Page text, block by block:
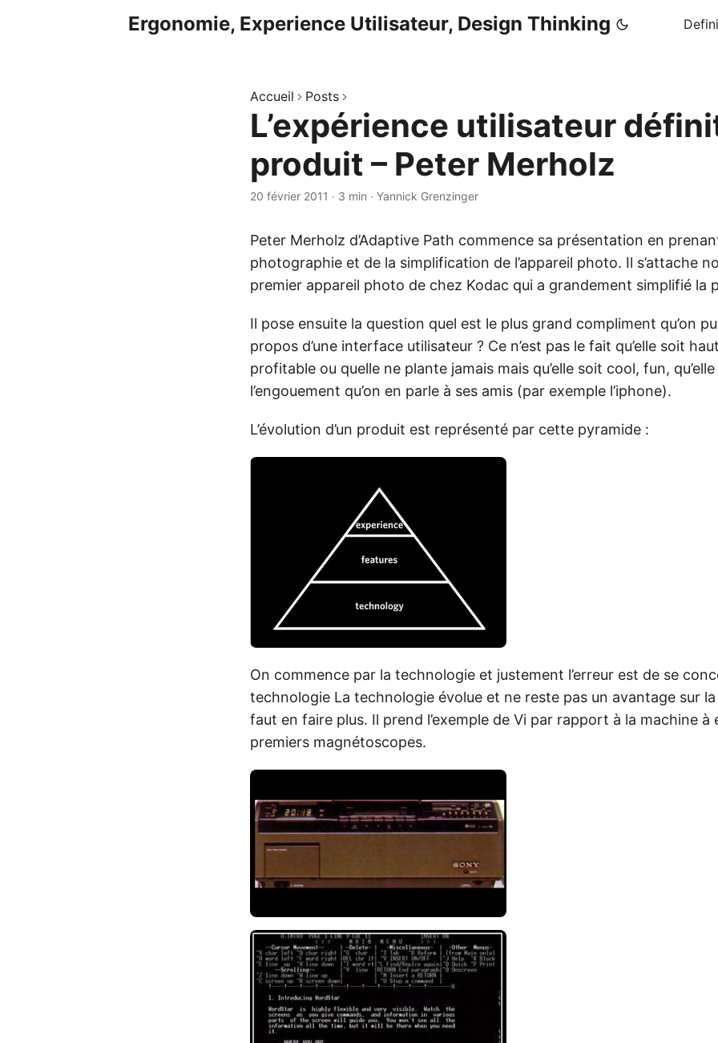
Ergonomie, Experience Utilisateur, Design Thinking
Accueil Posts
L’expérience utilisateur
produit – Peter Merholz
20 février 2011 · 3 min · Yannick Grenzinger
Peter Merholz d’Adaptive Path commence sa présentation en
photographie et de la simplification de l’appareil photo. Il s’attache
premier appareil photo de chez Kodac qui a grandement simplifié la
Il pose ensuite la question quel est le plus grand compliment qu’on
propos d’une interface utilisateur ? Ce n’est pas le fait qu’elle soit
profitable ou quelle ne plante jamais mais qu’elle soit cool, fun,
l’engouement qu’on en parle à ses amis (par exemple l’iphone).
L’évolution d’un produit est représenté par cette pyramide :
On commence par la technologie et justement l’erreur est de se
technologie La technologie évolue et ne reste pas un avantage sur
faut en faire plus. Il prend l’exemple de Vi par rapport à la machine à
premiers magnétoscopes.